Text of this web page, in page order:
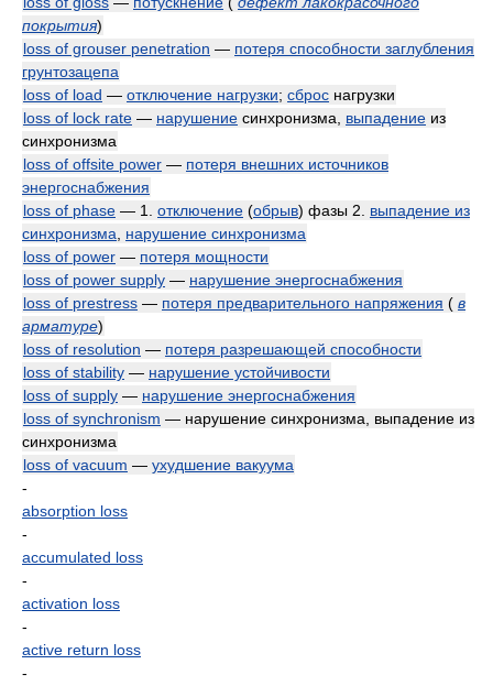
покрытия)
loss of grouser penetration — потеря способности заглубления
грунтозацепа
loss of load — отключение нагрузки; сброс нагрузки
loss of lock rate — нарушение синхронизма, выпадение из
синхронизма
loss of offsite power — потеря внешних источников
энергоснабжения
loss of phase — 1. отключение (обрыв) фазы 2. выпадение из
синхронизма
нарушение синхронизма
loss of power — потеря мощности
loss of power supply — нарушение энергоснабжения
loss of prestress — потеря предварительного напряжения ( в
арматуре)
loss of resolution — потеря разрешающей способности
loss of stability — нарушение устойчивости
loss of supply — нарушение энергоснабжения
loss of synchronism — нарушение синхронизма, выпадение из
синхронизма
loss of vacuum — ухудшение вакуума
-
absorption loss
-
accumulated loss
-
activation loss
-
active return loss
-